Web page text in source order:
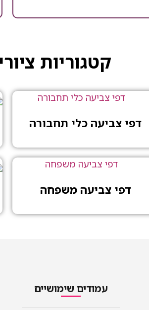
קטגוריות
דפי צביעה כלי תחבורה
דפי צביעה משפחה
עמודים שימושיים